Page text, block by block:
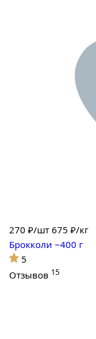
270 ₽/шт 675 ₽/кг
Брокколи ~400 г
5
Отзывов 15